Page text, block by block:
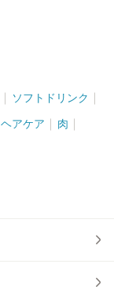
ソフトドリンク
ヘアケア 肉